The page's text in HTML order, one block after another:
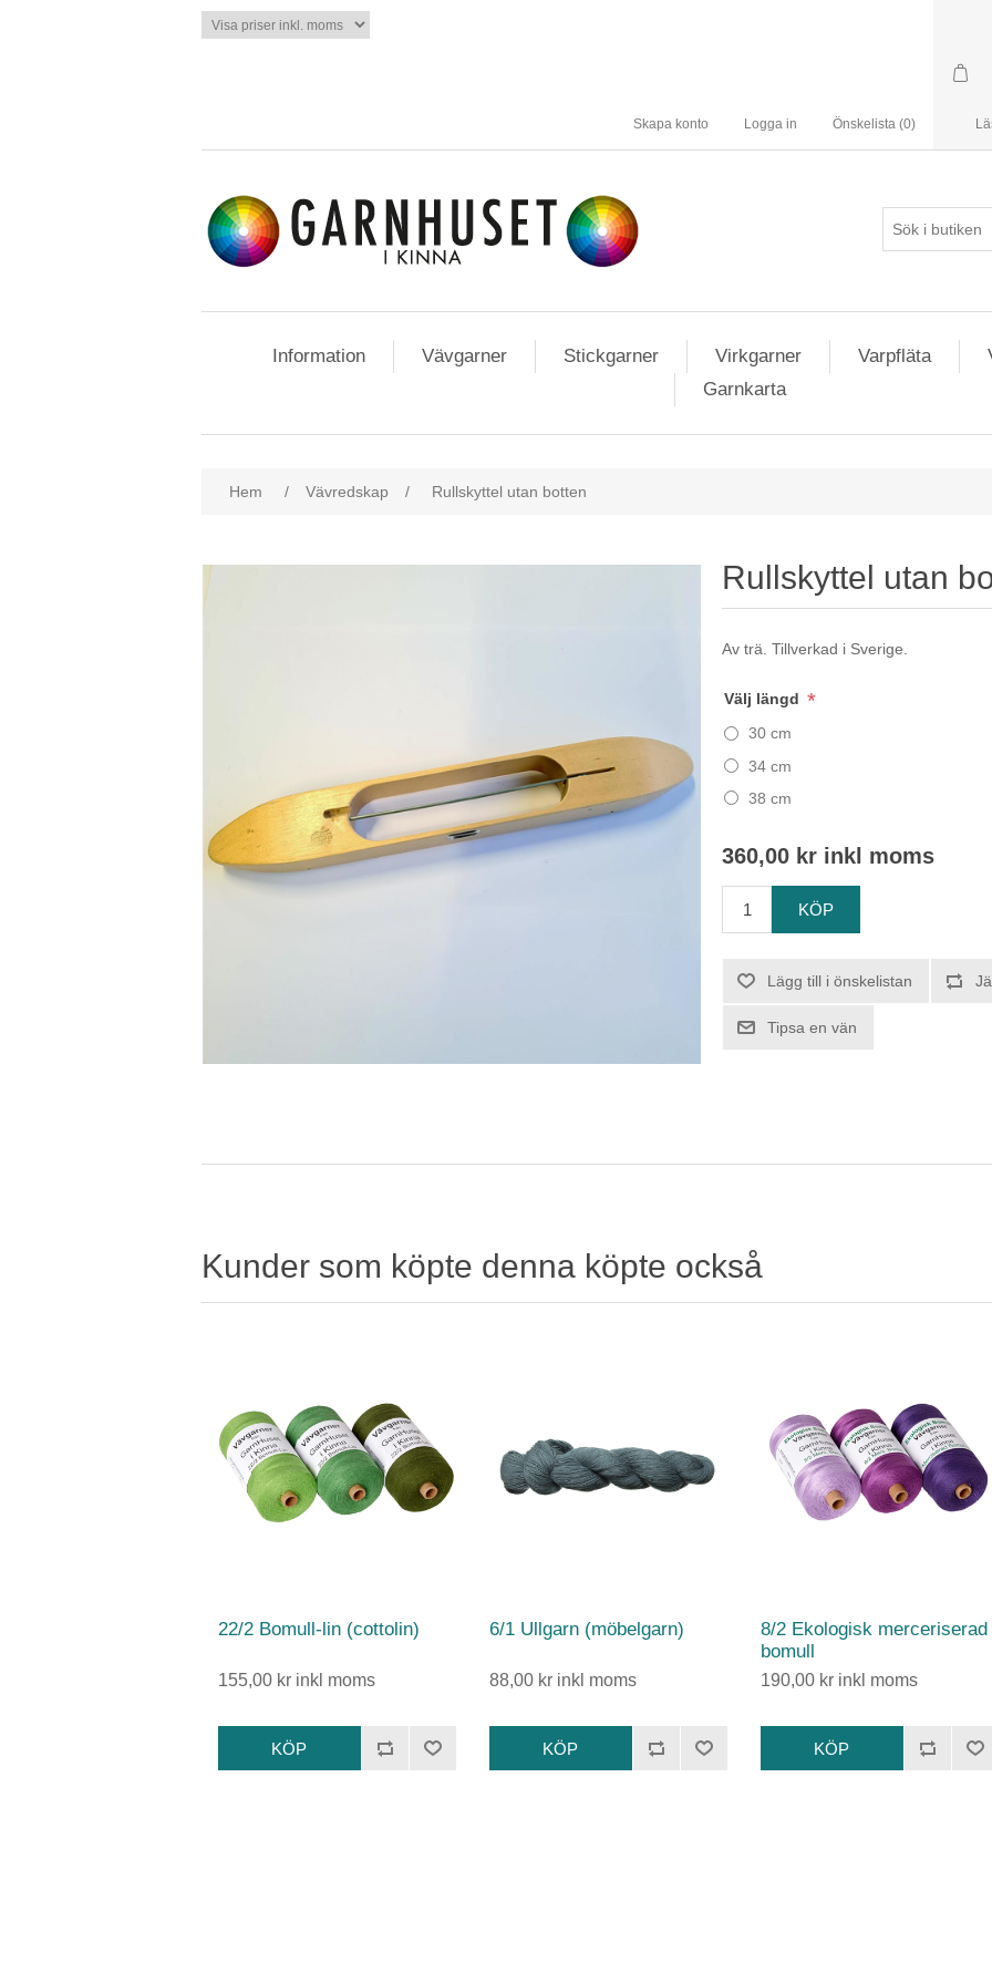
Skapa konto Logga in Önskelista (0)
Information Vävgarner Stickgarner Virkgarner Varpfläta
Garnkarta
Hem / Vävredskap / Rullskyttel utan botten
Rullskyttel utan
Av trä. Tillverkad i Sverige.
Välj längd *
30 cm
34 cm
38 cm
360,00 kr inkl moms
Kunder som köpte denna köpte också
22/2 Bomull-lin (cottolin)
155,00 kr inkl moms
6/1 Ullgarn (möbelgarn)
88,00 kr inkl moms
8/2 Ekologisk merceriserad
bomull
190,00 kr inkl moms